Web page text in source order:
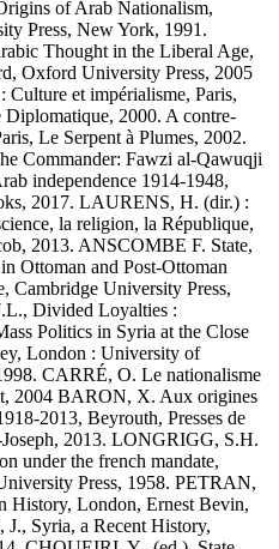
of Arab Nationalism,
Press, New York, 1991.
Thought in the Liberal Age,
Oxford University Press, 2005
et impérialisme, Paris,
2000. A contre-
Le Serpent à Plumes, 2002.
Commander: Fawzi al-Qawuqji
independence 1914-1948,
2017. LAURENS, H. (dir.) :
la religion, la République,
2013. ANSCOMBE F. State,
Ottoman and Post-Ottoman
Cambridge University Press,
Divided Loyalties :
Politics in Syria at the Close
London : University of
CARRÉ, O. Le nationalisme
2004 BARON, X. Aux origines
2013, Beyrouth, Presses de
2013. LONGRIGG, S.H.
under the french mandate,
Press, 1958. PETRAN,
History, London, Ernest Bevin,
Syria, a Recent History,